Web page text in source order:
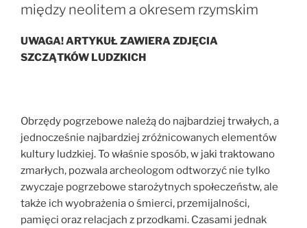
między neolitem a okresem rzymskim
UWAGA! ARTYKUŁ ZAWIERA ZDJĘCIA
SZCZĄTKÓW LUDZKICH
Obrzędy pogrzebowe należą do najbardziej trwałych, a
jednocześnie najbardziej zróżnicowanych elementów
kultury ludzkiej. To właśnie sposób, w jaki traktowano
zmarłych, pozwala archeologom odtworzyć nie tylko
zwyczaje pogrzebowe starożytnych społeczeństw, ale
także ich wyobrażenia o śmierci, przemijalności,
pamięci oraz relacjach z przodkami. Czasami jednak